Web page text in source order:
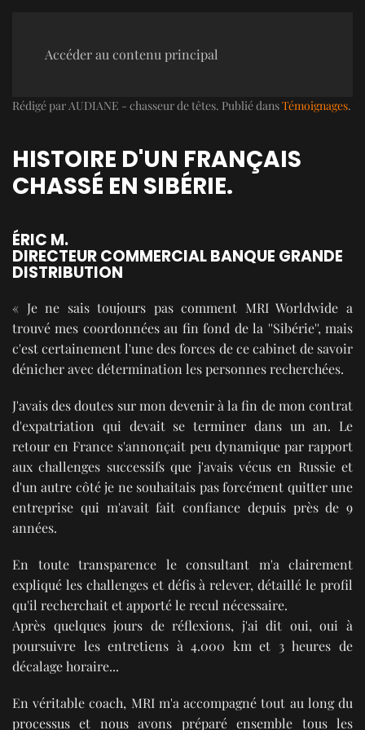
Accéder au contenu principal
Rédigé par AUDIANE - chasseur de têtes. Publié dansTémoignages.
HISTOIRE D'UN FRANÇAIS
CHASSÉ EN SIBÉRIE.
ÉRIC M.
DIRECTEUR COMMERCIAL BANQUE GRANDE
DISTRIBUTION
« Je ne sais toujours pas comment MRI Worldwide a
trouvé mes coordonnées au fin fond de la ''Sibérie'', mais
c'est certainement l'une des forces de ce cabinet de savoir
dénicher avec détermination les personnes recherchées.
J'avais des doutes sur mon devenir à la fin de mon contrat
d'expatriation qui devait se terminer dans un an. Le
retour en France s'annonçait peu dynamique par rapport
aux challenges successifs que j'avais vécus en Russie et
d'un autre côté je ne souhaitais pas forcément quitter une
entreprise qui m'avait fait confiance depuis près de 9
années.
En toute transparence le consultant m'a clairement
expliqué les challenges et défis à relever, détaillé le profil
qu'il recherchait et apporté le recul nécessaire.
Après quelques jours de réflexions, j'ai dit oui, oui à
poursuivre les entretiens à 4.000 km et 3 heures de
décalage horaire...
En véritable coach, MRI m'a accompagné tout au long du
processus et nous avons préparé ensemble tous les